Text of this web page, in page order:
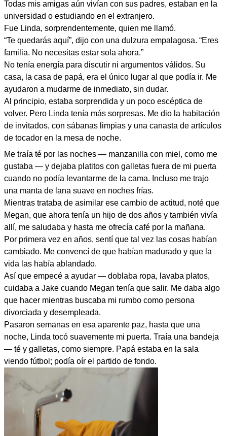
Todas mis amigas aún vivían con sus padres, estaban en la
universidad o estudiando en el extranjero.
Fue Linda, sorprendentemente, quien me llamó.
“Te quedarás aquí”, dijo con una dulzura empalagosa. “Eres
familia. No necesitas estar sola ahora.”
No tenía energía para discutir ni argumentos válidos. Su
casa, la casa de papá, era el único lugar al que podía ir. Me
ayudaron a mudarme de inmediato, sin dudar.
Al principio, estaba sorprendida y un poco escéptica de
volver. Pero Linda tenía más sorpresas. Me dio la habitación
de invitados, con sábanas limpias y una canasta de artículos
de tocador en la mesa de noche.
Me traía té por las noches — manzanilla con miel, como me
gustaba — y dejaba platitos con galletas fuera de mi puerta
cuando no podía levantarme de la cama. Incluso me trajo
una manta de lana suave en noches frías.
Mientras trataba de asimilar ese cambio de actitud, noté que
Megan, que ahora tenía un hijo de dos años y también vivía
allí, me saludaba y hasta me ofrecía café por la mañana.
Por primera vez en años, sentí que tal vez las cosas habían
cambiado. Me convencí de que habían madurado y que la
vida las había ablandado.
Así que empecé a ayudar — doblaba ropa, lavaba platos,
cuidaba a Jake cuando Megan tenía que salir. Me daba algo
que hacer mientras buscaba mi rumbo como persona
divorciada y desempleada.
Pasaron semanas en esa aparente paz, hasta que una
noche, Linda tocó suavemente mi puerta. Traía una bandeja
— té y galletas, como siempre. Papá estaba en la sala
viendo fútbol; podía oír el partido de fondo.